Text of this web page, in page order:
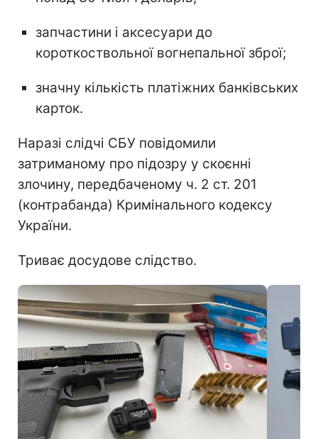
запчастини і аксесуари до
короткоствольної вогнепальної зброї;
значну кількість платіжних банківських
карток.
Наразі слідчі СБУ повідомили
затриманому про підозру у скоєнні
злочину, передбаченому ч. 2 ст. 201
(контрабанда) Кримінального кодексу
України.
Триває досудове слідство.